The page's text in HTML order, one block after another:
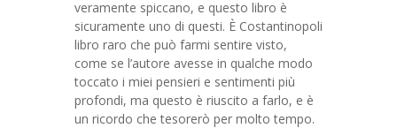
veramente spiccano, e questo libro è
sicuramente uno di questi. È Costantinopoli
libro raro che può farmi sentire visto,
come se l’autore avesse in qualche modo
toccato i miei pensieri e sentimenti più
profondi, ma questo è riuscito a farlo, e è
un ricordo che tesorerò per molto tempo.